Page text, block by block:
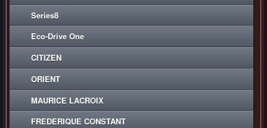
Series8
Eco-Drive One
CITIZEN
ORIENT
MAURICE LACROIX
FREDERIQUE CONSTANT